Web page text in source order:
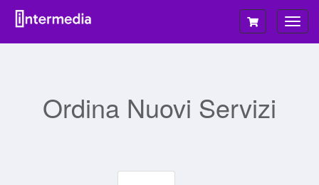
Ordina Nuovi Servizi